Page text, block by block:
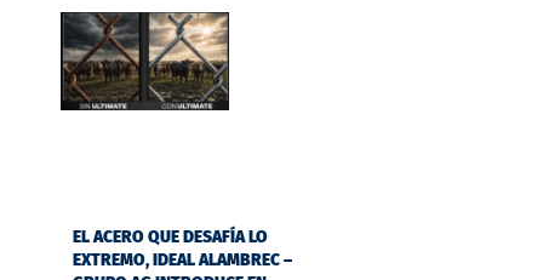
EL ACERO QUE DESAFÍA LO
EXTREMO, IDEAL ALAMBREC –